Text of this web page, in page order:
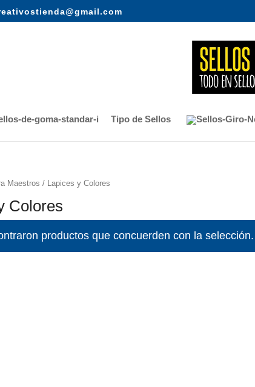
Tipo de Sellos
Maestros / Lapices y Colores
Colores
productos que concuerden con la selección.